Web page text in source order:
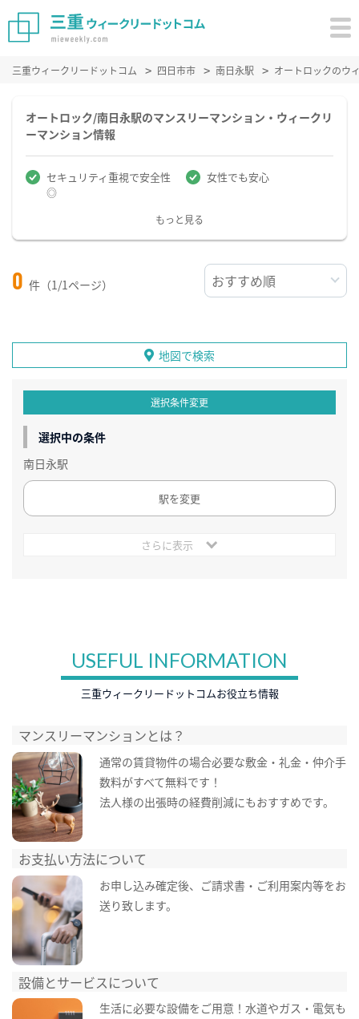
三重ウィークリードットコム 四日市市 南日永駅 オートロックのウ
オートロック/南日永駅のマンスリーマンション・ウィークリ
ーマンション情報
セキュリティ重視で安全性
◎
女性でも安心
もっと見る
0 件（1/1ページ）
地図で検索
選択条件変更
選択中の条件
南日永駅
駅を変更
さらに表示
USEFUL INFORMATION
三重ウィークリードットコムお役立ち情報
マンスリーマンションとは？
通常の賃貸物件の場合必要な敷金・礼金・仲介手
数料がすべて無料です！
法人様の出張時の経費削減にもおすすめです。
お支払い方法について
お申し込み確定後、ご請求書・ご利用案内等をお
送り致します。
設備とサービスについて
生活に必要な設備をご用意！水道やガス・電気も